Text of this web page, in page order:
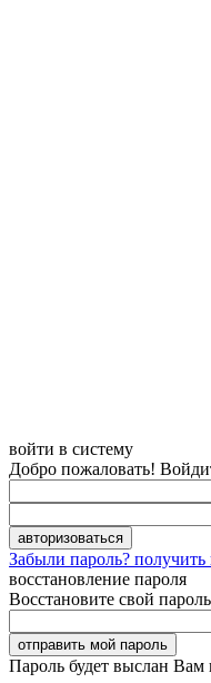
войти в систему
Добро пожаловать!
Забыли пароль?
восстановление пароля
Восстановите свой пароль
Пароль будет выслан Вам